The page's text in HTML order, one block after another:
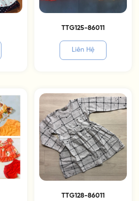
TTG125-86011
Liên Hệ
TTG128-86011